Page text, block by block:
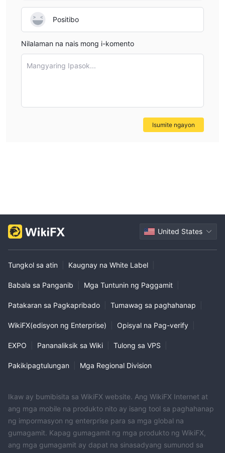
Positibo
Nilalaman na nais mong i-komento
Mangyaring Ipasok...
Isumite ngayon
United States
Tungkol sa atin Kaugnay na White Label
Babala sa Panganib Mga Tuntunin ng Paggamit
Patakaran sa Pagkapribado Tumawag sa paghahanap
WikiFX(edisyon ng Enterprise) Opisyal na Pag-verify
EXPO Pananaliksik sa Wiki Tulong sa VPS
Pakikipagtulungan Mga Regional Division
Ikaw ay bumibisita sa WikiFX website. Ang WikiFX Internet at
ang mga mobile na produkto nito ay isang tool sa paghahanap
ng impormasyon ng enterprise para sa mga global na
gumagamit. Kapag gumagamit ng mga produkto ng WikiFX,
ang mga gumagamit ay dapat na sinasadyang sumunod sa